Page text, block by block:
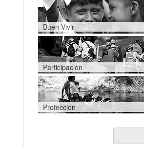
Buen Vivir
Participación
Protección